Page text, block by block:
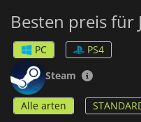
Jump Man verspricht
das Abenteuer ein und
hast, der ultimative Jump
Besten preis für
PC
PS4
Steam
Alle arten